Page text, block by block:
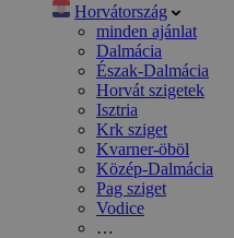
Horvátország
minden ajánlat
Dalmácia
Észak-Dalmácia
Horvát szigetek
Isztria
Krk sziget
Kvarner-öböl
Közép-Dalmácia
Pag sziget
Vodice
…